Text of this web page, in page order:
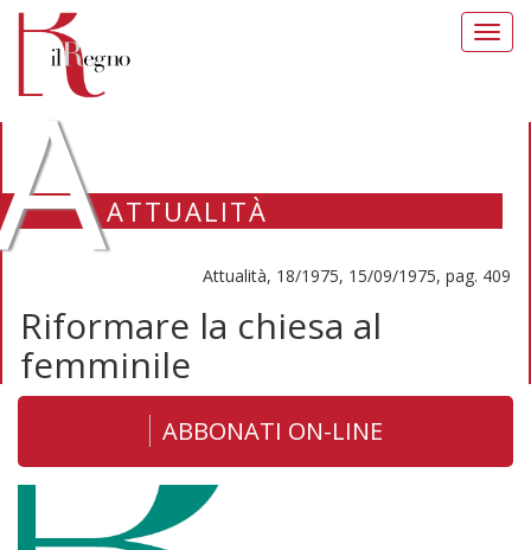
ATTUALITÀ
Attualità, 18/1975, 15/09/1975, pag. 409
Riformare la chiesa al
femminile
ABBONATI ON-LINE